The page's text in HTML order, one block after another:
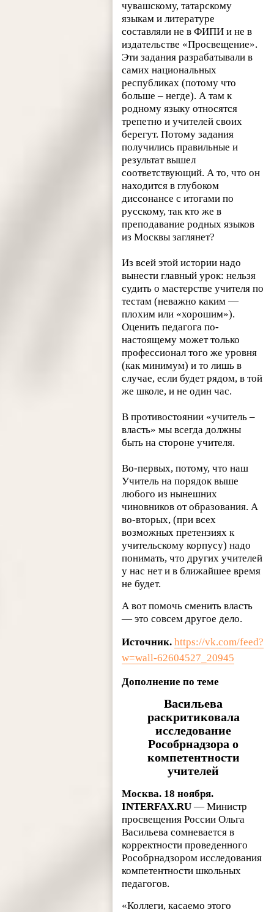
чувашскому, татарскому
языкам и литературе
составляли не в ФИПИ и не в
издательстве «Просвещение».
Эти задания разрабатывали в
самих национальных
республиках (потому что
больше – негде). А там к
родному языку относятся
трепетно и учителей своих
берегут. Потому задания
получились правильные и
результат вышел
соответствующий. А то, что он
находится в глубоком
диссонансе с итогами по
русскому, так кто же в
преподавание родных языков
из Москвы заглянет?
Из всей этой истории надо
вынести главный урок: нельзя
судить о мастерстве учителя по
тестам (неважно каким —
плохим или «хорошим»).
Оценить педагога по-
настоящему может только
профессионал того же уровня
(как минимум) и то лишь в
случае, если будет рядом, в той
же школе, и не один час.
В противостоянии «учитель –
власть» мы всегда должны
быть на стороне учителя.
Во-первых, потому, что наш
Учитель на порядок выше
любого из нынешних
чиновников от образования. А
во-вторых, (при всех
возможных претензиях к
учительскому корпусу) надо
понимать, что других учителей
у нас нет и в ближайшее время
не будет.
А вот помочь сменить власть
— это совсем другое дело.
Источник.https://vk.com/feed?
w=wall-62604527_20945
Дополнение по теме
Васильева
раскритиковала
исследование
Рособрнадзора о
компетентности
учителей
Москва. 18 ноября.
INTERFAX.RU — Министр
просвещения России Ольга
Васильева сомневается в
корректности проведенного
Рособрнадзором исследования
компетентности школьных
педагогов.
«Коллеги, касаемо этого